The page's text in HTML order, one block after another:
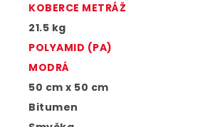
KOBERCE METRÁŽ
21.5 kg
POLYAMID (PA)
MODRÁ
50 cm x 50 cm
Bitumen